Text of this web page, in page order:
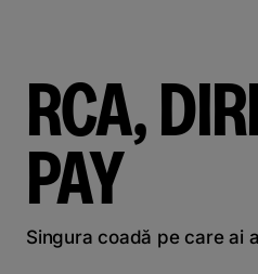
RCA,
PAY
Singura coadă pe care ai